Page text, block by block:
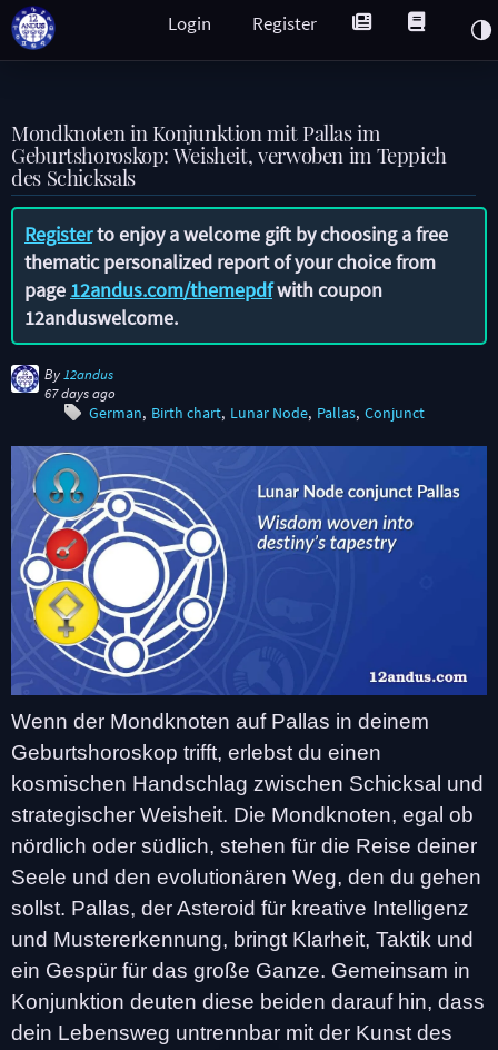
Register
Login
Mondknoten in Konjunktion mit Pallas im
Geburtshoroskop: Weisheit, verwoben im Teppich
des Schicksals
Registerto enjoy a welcome gift by choosing a free
thematic personalized report of your choice from
page 12andus.com/themepdfwith coupon
12anduswelcome.
By 12andus
67 days ago
German Birth chart Lunar Node Pallas Conjunct
Wenn der Mondknoten auf Pallas in deinem
Geburtshoroskop trifft, erlebst du einen
kosmischen Handschlag zwischen Schicksal und
strategischer Weisheit. Die Mondknoten, egal ob
nördlich oder südlich, stehen für die Reise deiner
Seele und den evolutionären Weg, den du gehen
sollst. Pallas, der Asteroid für kreative Intelligenz
und Mustererkennung, bringt Klarheit, Taktik und
ein Gespür für das große Ganze. Gemeinsam in
Konjunktion deuten diese beiden darauf hin, dass
dein Lebensweg untrennbar mit der Kunst des